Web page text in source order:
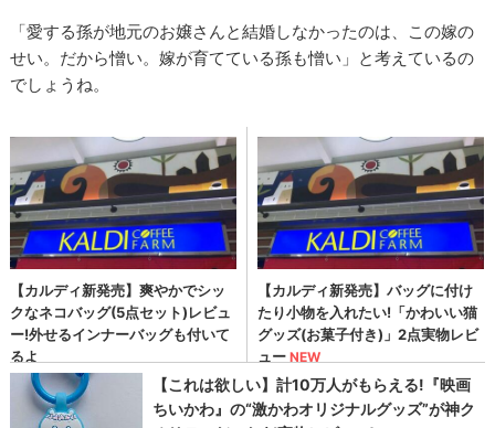
「愛する孫が地元のお嬢さんと結婚しなかったのは、この嫁の
せい。だから憎い。嫁が育てている孫も憎い」と考えているの
でしょうね。